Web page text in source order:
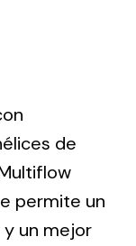
group
for
de
permite un
y un mejor